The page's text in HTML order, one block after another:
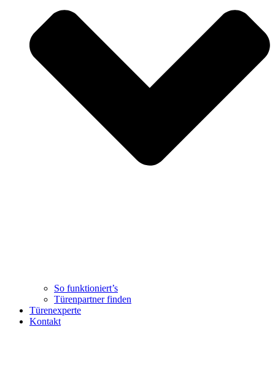
So funktioniert’s
Türenpartner finden
Türenexperte
Kontakt